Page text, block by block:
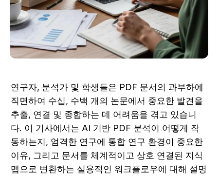
연구자, 분석가 및 학생들은 PDF 문서의 과부하에
직면하여 수십, 수백 개의 논문에서 중요한 발견을
추출, 연결 및 종합하는 데 어려움을 겪고 있습니
다. 이 기사에서는 AI 기반 PDF 분석이 어떻게 작
동하는지, 엄격한 연구에 통합 연구 환경이 중요한
이유, 그리고 문서를 체계적이고 상호 연결된 지식
맵으로 변환하는 실용적인 워크플로우에 대해 설명